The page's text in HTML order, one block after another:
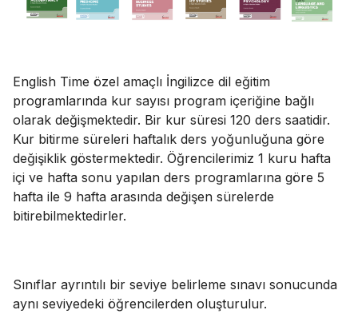
English Time özel amaçlı İngilizce dil eğitim
programlarında kur sayısı program içeriğine bağlı
olarak değişmektedir. Bir kur süresi 120 ders saatidir.
Kur bitirme süreleri haftalık ders yoğunluğuna göre
değişiklik göstermektedir. Öğrencilerimiz 1 kuru hafta
içi ve hafta sonu yapılan ders programlarına göre 5
hafta ile 9 hafta arasında değişen sürelerde
bitirebilmektedirler.
Sınıflar ayrıntılı bir seviye belirleme sınavı sonucunda
aynı seviyedeki öğrencilerden oluşturulur.